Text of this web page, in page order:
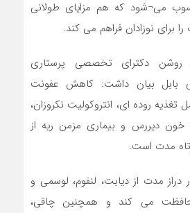
می¬شود که هم مزایای طولانی
برای نوزادان فراهم می کند.
روشن دکترای تخصصی پرستاری
بابل بیان داشت: کاهش عفونت
تغذیه روده ای، انتروکولیت نکروزان،
دیررس و بیماری مزمن ریه از
مدت است.
دراز مدت از دیابت، لنفوم، لوسمی و
می کند و همچنین چاقی،